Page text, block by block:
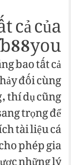
của
bao tất cả
đối cùng
thí dụ cũng
trọng để
tài liệu cá
phép gia